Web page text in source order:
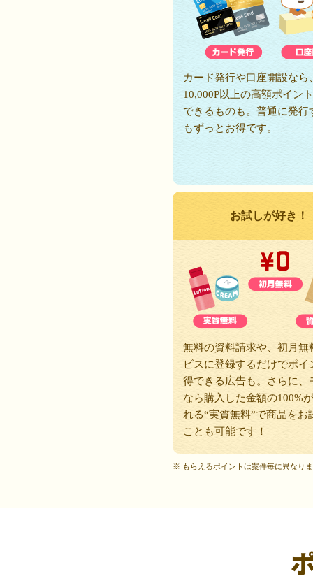
カード発行や口座開設なら
10,000P以上の高額ポイン
できるものも。普通に発行
もずっとお得です。
お試しが好き！
無料の資料請求や、初月無
ビスに登録するだけでポイ
得できる広告も。さらに、
なら購入した金額の100%
れる“実質無料”で商品をお
ことも可能です！
※ もらえるポイントは案件毎に異なり